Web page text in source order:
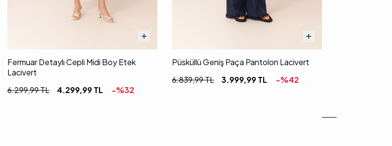
Fermuar Detaylı Cepli Midi Boy Etek
Lacivert
6.299,99TL 4.299,99TL -%32
Püsküllü Geniş Paça Pantolon Lacivert
6.839,99TL 3.999,99TL -%42